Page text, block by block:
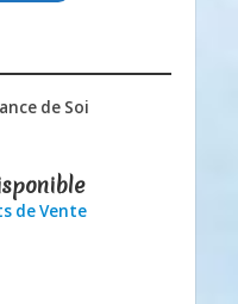
de Soi
de Vente